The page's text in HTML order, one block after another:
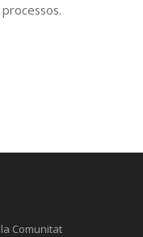
Comunitat